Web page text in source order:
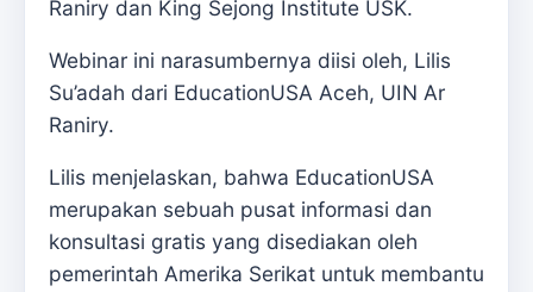
Raniry dan King Sejong Institute USK.
Webinar ini narasumbernya diisi oleh, Lilis
Su’adah dari EducationUSA Aceh, UIN Ar
Raniry.
Lilis menjelaskan, bahwa EducationUSA
merupakan sebuah pusat informasi dan
konsultasi gratis yang disediakan oleh
pemerintah Amerika Serikat untuk membantu